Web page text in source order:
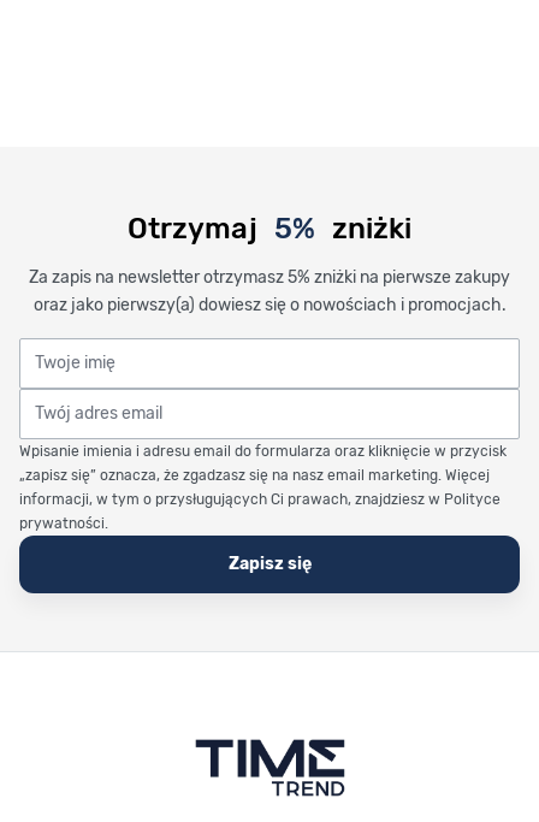
Otrzymaj 5% zniżki
Za zapis na newsletter otrzymasz 5% zniżki na pierwsze zakupy
oraz jako pierwszy(a) dowiesz się o nowościach i promocjach.
Twoje imię
Twój adres email
Wpisanie imienia i adresu email do formularza oraz kliknięcie w przycisk
„zapisz się” oznacza, że zgadzasz się na nasz email marketing. Więcej
informacji, w tym o przysługujących Ci prawach, znajdziesz w Polityce
prywatności.
Zapisz się